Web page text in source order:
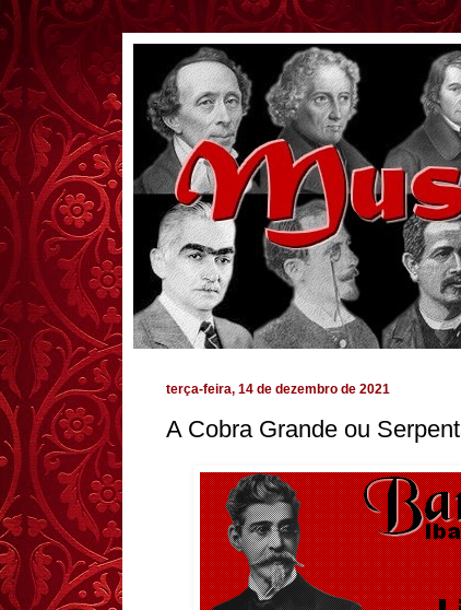
terça-feira, 14 de dezembro de 2021
A Cobra Grande ou